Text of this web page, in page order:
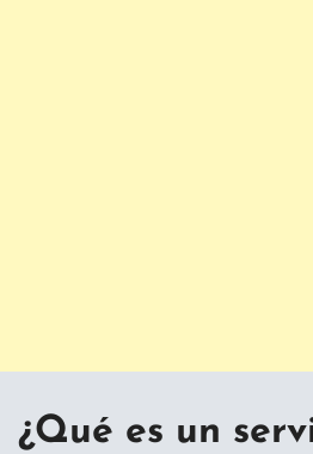
¿Qué es un